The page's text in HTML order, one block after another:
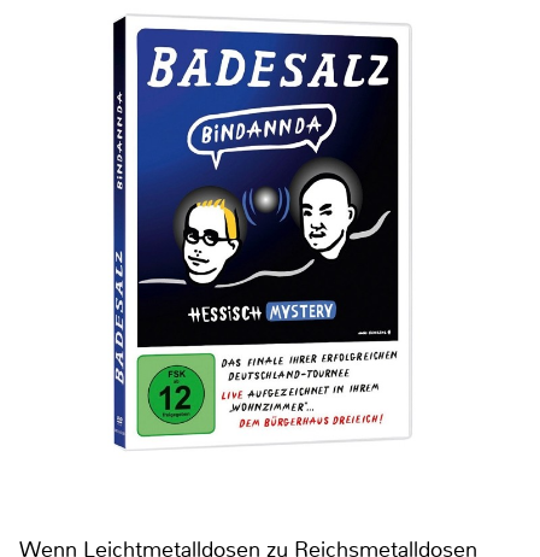
Wenn Leichtmetalldosen zu Reichsmetalldosen